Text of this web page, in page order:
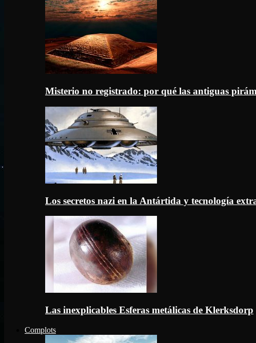
Misterio no registrado: por qué las antiguas
Los secretos nazi en la Antártida y tecnología
Las inexplicables Esferas metálicas de Klerksdorp
Complots